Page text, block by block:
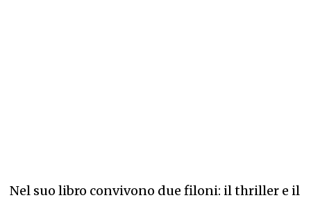
Nel suo libro convivono due filoni: il thriller e il